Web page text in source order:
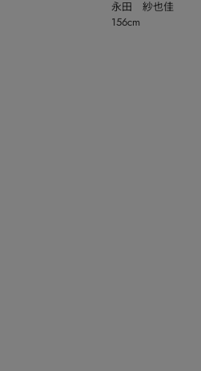
永田 紗也佳
156cm